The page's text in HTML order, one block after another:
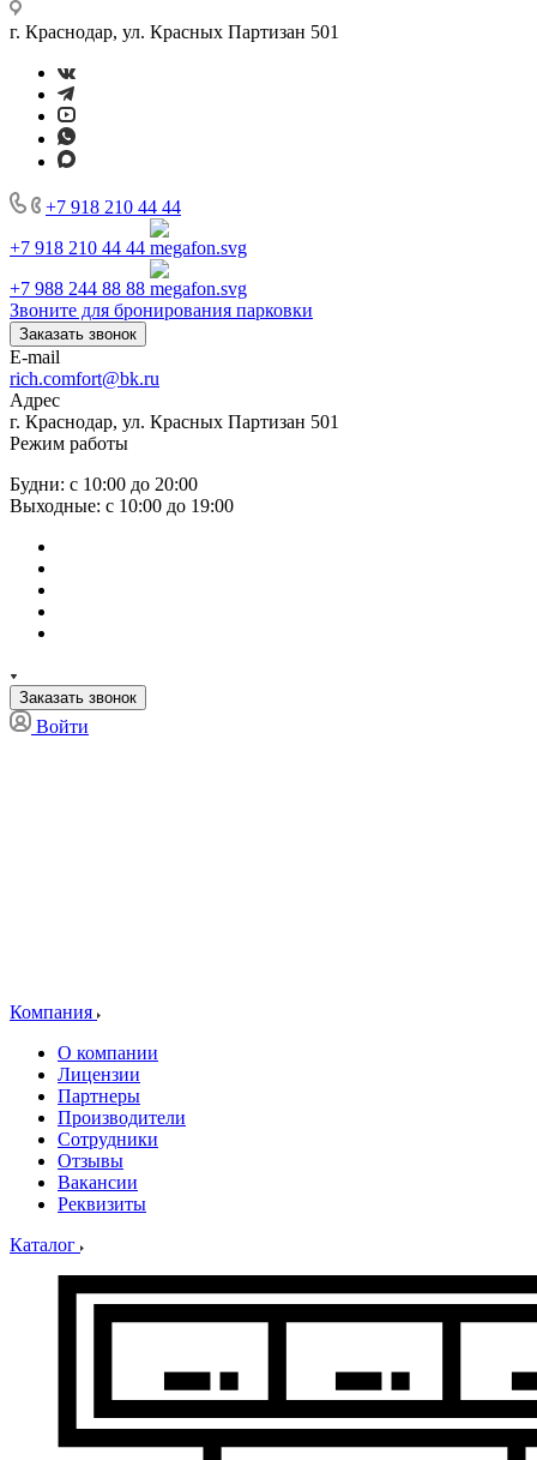
г. Краснодар, ул. Красных Партизан 501
+7 918 210 44 44
+7 918 210 44 44
+7 988 244 88 88
Звоните для бронирования парковки
Заказать звонок
E-mail
rich.comfort@bk.ru
Адрес
г. Краснодар, ул. Красных Партизан 501
Режим работы
Будни: с 10:00 до 20:00
Выходные: с 10:00 до 19:00
Заказать звонок
Войти
Компания
О компании
Лицензии
Партнеры
Производители
Сотрудники
Отзывы
Вакансии
Реквизиты
Каталог